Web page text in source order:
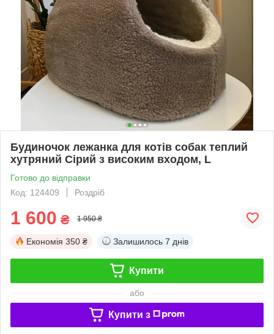
Будиночок лежанка для котів собак теплий
хутряний Сірий з високим входом, L
Готово до відправки
Код: 124409
Роздріб
1 600 ₴ 1 950 ₴
Економія 350 ₴ Залишилось 7 днів
Купити
або
Купити з